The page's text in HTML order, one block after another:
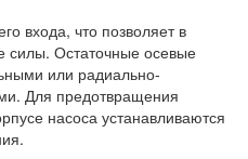
входа, что позволяет в
силы. Остаточные осевые
или радиально-
Для предотвращения
насоса устанавливаются